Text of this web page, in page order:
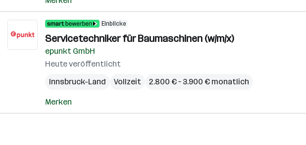
Einblicke
Servicetechniker für Baumaschinen (w/m/x)
epunkt GmbH
Heute veröffentlicht
Innsbruck-Land
Vollzeit 2.800 € – 3.900 € monatlich
Merken